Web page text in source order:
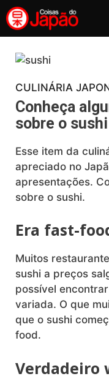
Pular
para
o
conteúdo
CULINÁRIA
Conheça
sobre o sushi
Esse item da
apreciado no
apresentações.
sobre o sushi.
Era fast-
Muitos
sushi a preços
possível
variada. O que
que o sushi
food.
Verdadeiro